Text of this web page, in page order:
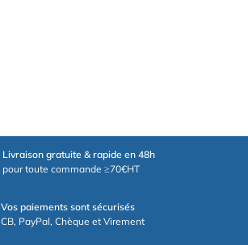
Livraison gratuite & rapide en 48h
pour toute commande ≥70€HT
Vos paiements sont sécurisés
CB, PayPal, Chèque et Virement